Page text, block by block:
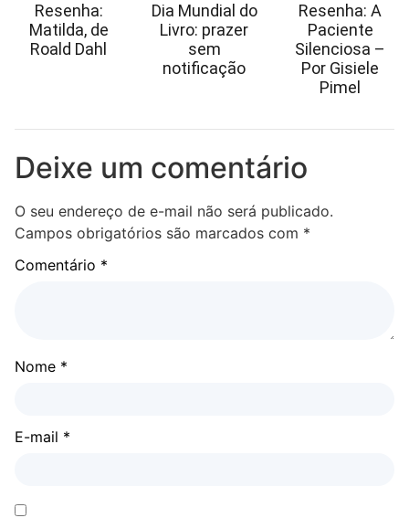
Resenha:
Matilda, de
Roald Dahl
Dia Mundial do
Livro: prazer
sem
notificação
Resenha: A
Paciente
Silenciosa –
Por Gisiele
Pimel
Deixe um comentário
O seu endereço de e-mail não será publicado.
Campos obrigatórios são marcados com *
Comentário *
Nome *
E-mail *